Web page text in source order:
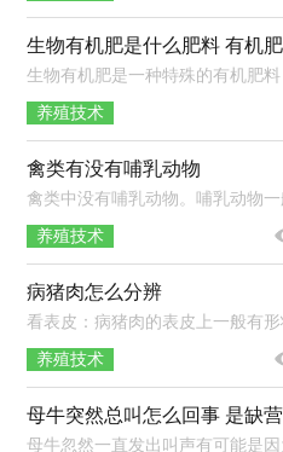
养殖技术
禽类有没有哺乳动物
养殖技术
病猪肉怎么分辨
养殖技术